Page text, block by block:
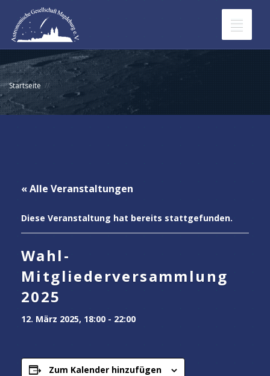
Toggle
Veranstaltungen
Werde Mitglied in der AGM
Startseite
« Alle Veranstaltungen
Diese Veranstaltung hat bereits stattgefunden.
Wahl-
Mitgliederversammlung
2025
12. März 2025, 18:00 - 22:00
Zum Kalender hinzufügen